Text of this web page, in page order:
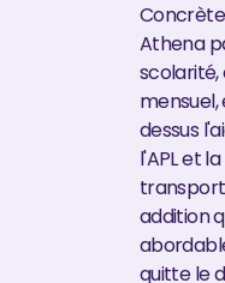
Athena
scolarité,
dessus
l'APL et
addition
quitte le